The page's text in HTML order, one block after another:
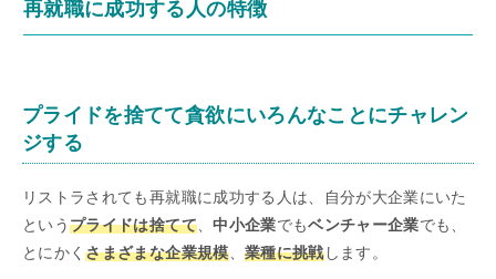
再就職に成功する人の特徴
プライドを捨てて貪欲にいろんなことにチャレン
ジする
リストラされても再就職に成功する人は、自分が大企業にいた
というプライドは捨てて、中小企業でもベンチャー企業でも、
とにかくさまざまな企業規模、 業種に挑戦します。